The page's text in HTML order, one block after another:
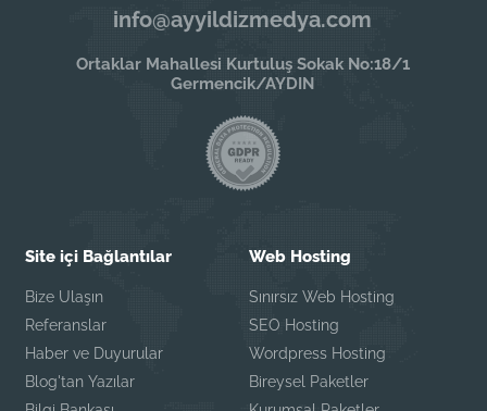
info@ayyildizmedya.com
Ortaklar Mahallesi Kurtuluş Sokak No:18/1
Germencik/AYDIN
Site içi Bağlantılar
Bize Ulaşın
Referanslar
Haber ve Duyurular
Blog'tan Yazılar
Web Hosting
Sınırsız Web Hosting
SEO Hosting
Wordpress Hosting
Bireysel Paketler